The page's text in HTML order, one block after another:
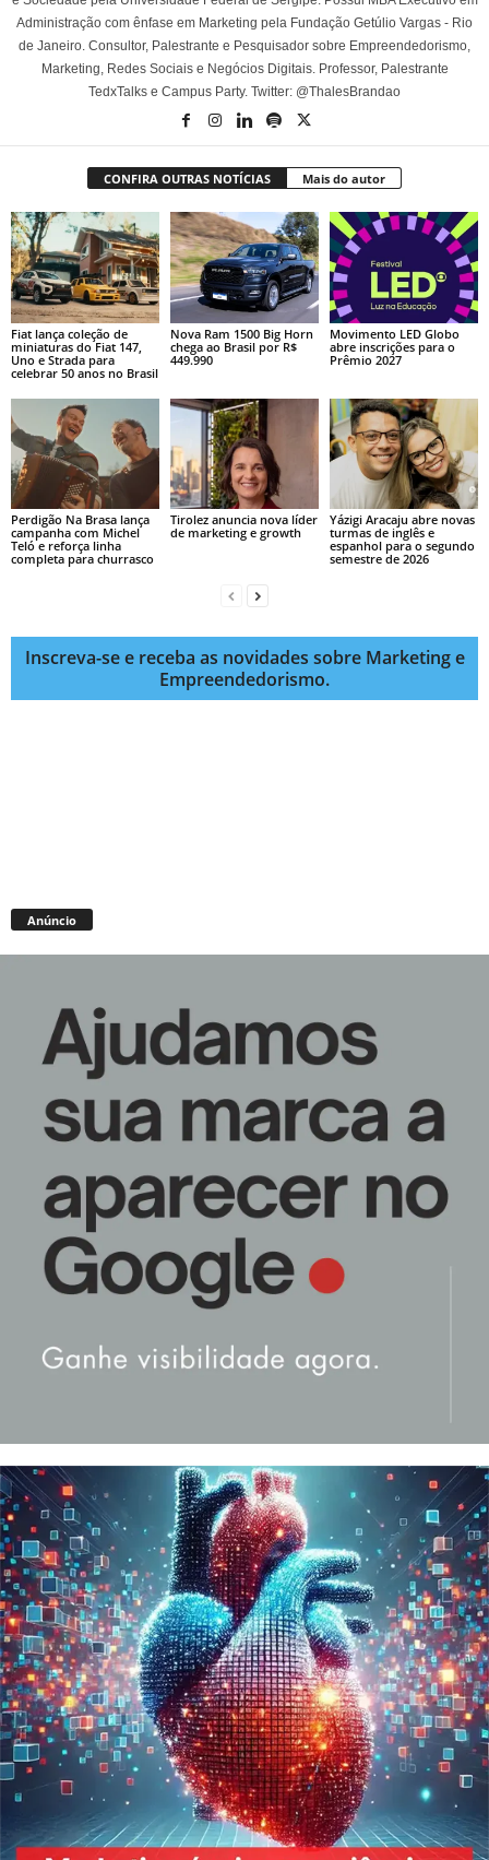
Administração com ênfase em Marketing pela Fundação Getúlio Vargas - Rio
de Janeiro. Consultor, Palestrante e Pesquisador sobre Empreendedorismo,
Marketing, Redes Sociais e Negócios Digitais. Professor, Palestrante
TedxTalks e Campus Party. Twitter: @ThalesBrandao
CONFIRA OUTRAS NOTÍCIAS Mais do autor
Fiat lança coleção de
miniaturas do Fiat 147,
Uno e Strada para
celebrar 50 anos no Brasil
Nova Ram 1500 Big Horn
chega ao Brasil por R$
449.990
Movimento LED Globo
abre inscrições para o
Prêmio 2027
Perdigão Na Brasa lança
campanha com Michel
Teló e reforça linha
completa para churrasco
Tirolez anuncia nova líder
de marketing e growth
Yázigi Aracaju abre novas
turmas de inglês e
espanhol para o segundo
semestre de 2026
Inscreva-se e receba as novidades sobre Marketing e
Empreendedorismo.
Anúncio